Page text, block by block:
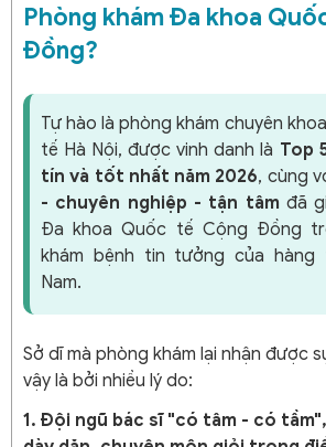
Phòng khám Đa khoa
Đồng?
Tự hào là phòng khám chuyên
tế Hà Nội, được vinh danh là Top
tín và tốt nhất năm 2026, cùng
- chuyên nghiệp - tận tâm đã
Đa khoa Quốc tế Cộng Đồng
khám bệnh tin tưởng của hàng
Nam.
Sở dĩ mà phòng khám lại nhận được
vậy là bởi nhiều lý do:
1. Đội ngũ bác sĩ "có tâm - có